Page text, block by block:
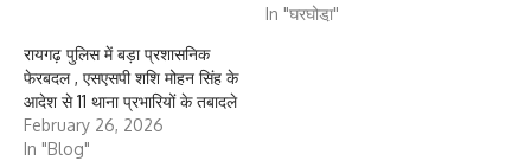
In "घरघोडा़"
रायगढ़ पुलिस में बड़ा प्रशासनिक
फेरबदल , एसएसपी शशि मोहन सिंह के
आदेश से 11 थाना प्रभारियों के तबादले
February 26, 2026
In "Blog"